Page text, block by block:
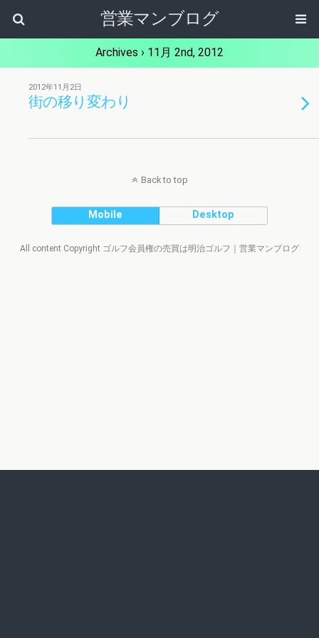
営業マンブログ
Archives › 11月 2nd, 2012
2012年11月2日
街の移り変わり
Back to top
Mobile Desktop
All content Copyright ゴルフ会員権の売買は明治ゴルフ｜営業マンブログ